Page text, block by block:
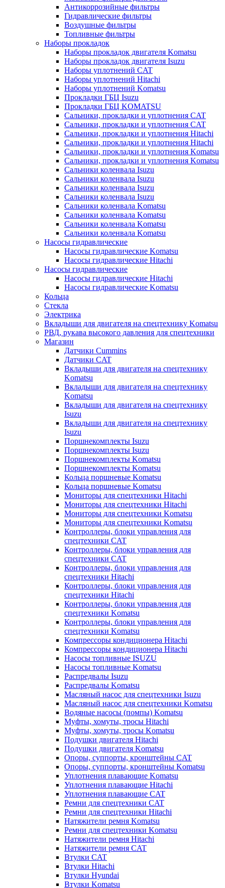
Антикоррозийные фильтры
Гидравлические фильтры
Воздушные фильтры
Топливные фильтры
Наборы прокладок
Наборы прокладок двигателя Komatsu
Наборы прокладок двигателя Isuzu
Наборы уплотнений CAT
Наборы уплотнений Hitachi
Наборы уплотнений Komatsu
Прокладки ГБЦ Isuzu
Прокладки ГБЦ KOMATSU
Сальники, прокладки и уплотнения CAT
Сальники, прокладки и уплотнения CAT
Сальники, прокладки и уплотнения Hitachi
Сальники, прокладки и уплотнения Hitachi
Сальники, прокладки и уплотнения Komatsu
Сальники, прокладки и уплотнения Komatsu
Сальники коленвала Isuzu
Сальники коленвала Isuzu
Сальники коленвала Isuzu
Сальники коленвала Isuzu
Сальники коленвала Komatsu
Сальники коленвала Komatsu
Сальники коленвала Komatsu
Сальники коленвала Komatsu
Насосы гидравлические
Насосы гидравлические Komatsu
Насосы гидравлические Hitachi
Насосы гидравлические
Насосы гидравлические Hitachi
Насосы гидравлические Komatsu
Кольца
Стекла
Электрика
Вкладыши для двигателя на спецтехнику Komatsu
РВД, рукава высокого давления для спецтехники
Магазин
Датчики Cummins
Датчики CAT
Вкладыши для двигателя на спецтехнику
Komatsu
Вкладыши для двигателя на спецтехнику
Komatsu
Вкладыши для двигателя на спецтехнику
Isuzu
Вкладыши для двигателя на спецтехнику
Isuzu
Поршнекомплекты Isuzu
Поршнекомплекты Isuzu
Поршнекомплекты Komatsu
Поршнекомплекты Komatsu
Кольца поршневые Komatsu
Кольца поршневые Komatsu
Мониторы для спецтехники Hitachi
Мониторы для спецтехники Hitachi
Мониторы для спецтехники Komatsu
Мониторы для спецтехники Komatsu
Контроллеры, блоки управления для
спецтехники CAT
Контроллеры, блоки управления для
спецтехники CAT
Контроллеры, блоки управления для
спецтехники Hitachi
Контроллеры, блоки управления для
спецтехники Hitachi
Контроллеры, блоки управления для
спецтехники Komatsu
Контроллеры, блоки управления для
спецтехники Komatsu
Компрессоры кондиционера Hitachi
Компрессоры кондиционера Hitachi
Насосы топливные ISUZU
Насосы топливные Komatsu
Распредвалы Isuzu
Распредвалы Komatsu
Масляный насос для спецтехники Isuzu
Масляный насос для спецтехники Komatsu
Водяные насосы (помпы) Komatsu
Муфты, хомуты, тросы Hitachi
Муфты, хомуты, тросы Komatsu
Подушки двигателя Hitachi
Подушки двигателя Komatsu
Опоры, суппорты, кронштейны CAT
Опоры, суппорты, кронштейны Komatsu
Уплотнения плавающие Komatsu
Уплотнения плавающие Hitachi
Уплотнения плавающие CAT
Ремни для спецтехники CAT
Ремни для спецтехники Hitachi
Натяжители ремня Komatsu
Ремни для спецтехники Komatsu
Натяжители ремня Hitachi
Натяжители ремня CAT
Втулки CAT
Втулки Hitachi
Втулки Hyundai
Втулки Komatsu